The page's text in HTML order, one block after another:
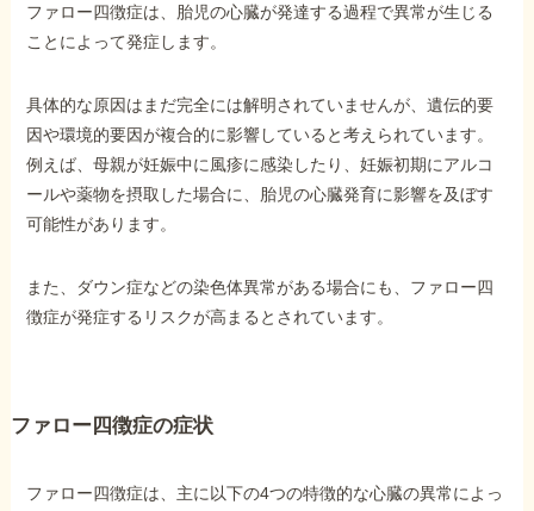
お電話でのお問い合わせ
受付時間：平日9:00~18:00
ファロー四徴症は、胎児の心臓が発達する過程で異常が生じる
ことによって発症します。
具体的な原因はまだ完全には解明されていませんが、遺伝的要
因や環境的要因が複合的に影響していると考えられています。
例えば、母親が妊娠中に風疹に感染したり、妊娠初期にアルコ
ールや薬物を摂取した場合に、胎児の心臓発育に影響を及ぼす
可能性があります。
また、ダウン症などの染色体異常がある場合にも、ファロー四
徴症が発症するリスクが高まるとされています。
ファロー四徴症の症状
ファロー四徴症は、主に以下の4つの特徴的な心臓の異常によっ